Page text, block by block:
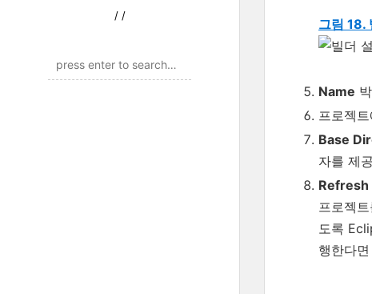
/ /
그림 18.
Name
프로젝
Base
자를 제
Refresh
프로젝
도록
행한다